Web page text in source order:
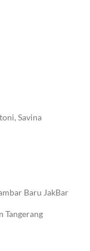
Savina
Baru JakBar
Tangerang